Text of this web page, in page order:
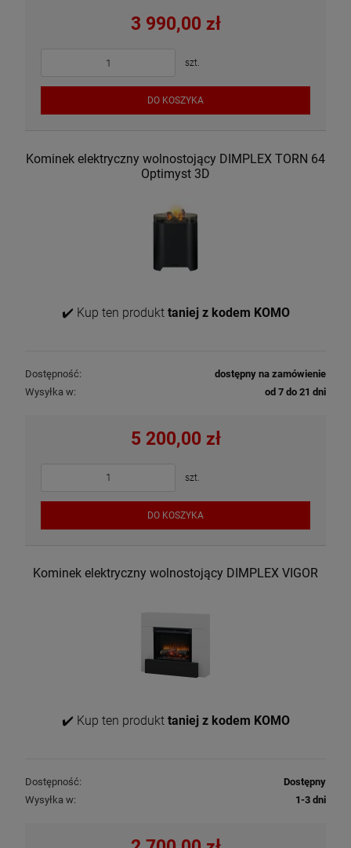
3 990,00 zł
szt.
DO KOSZYKA
Kominek elektryczny wolnostojący DIMPLEX TORN 64
Optimyst 3D
✔️ Kup ten produkt taniej z kodem KOMO
Dostępność:
dostępny na zamówienie
Wysyłka w:
od 7 do 21 dni
5 200,00 zł
szt.
DO KOSZYKA
Kominek elektryczny wolnostojący DIMPLEX VIGOR
✔️ Kup ten produkt taniej z kodem KOMO
Dostępność:
Dostępny
Wysyłka w:
1-3 dni